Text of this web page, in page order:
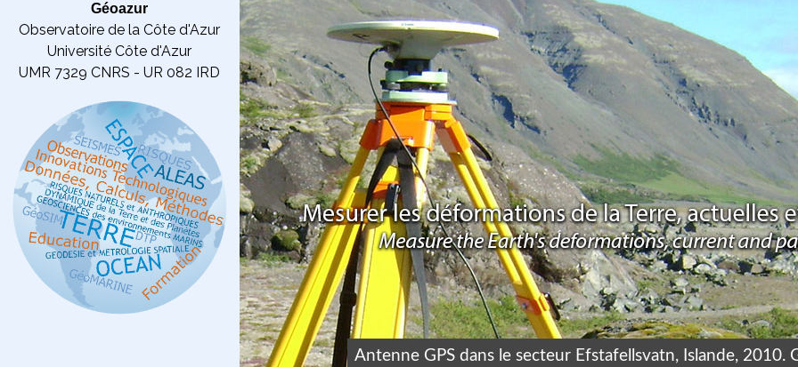
Géoazur
Observatoire de la Côte d'Azur
Université Côte d'Azur
UMR 7329 CNRS - UR 082 IRD
Antenne GPS dans le secteur Efstafellsvatn, Islande, 2010.